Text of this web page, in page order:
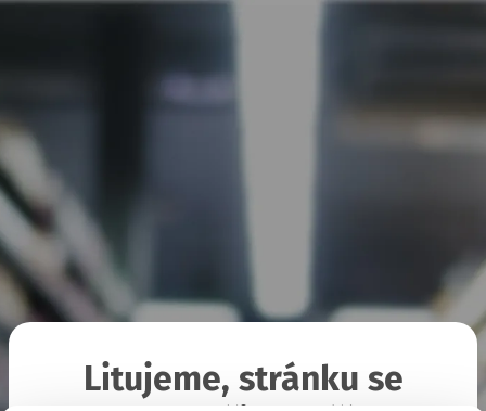
Litujeme, stránku se